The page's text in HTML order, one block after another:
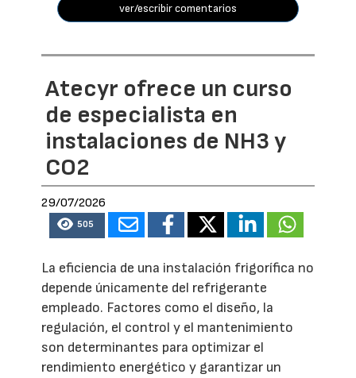
ver/escribir comentarios
Atecyr ofrece un curso
de especialista en
instalaciones de NH3 y
CO2
29/07/2026
505
La eficiencia de una instalación frigorífica no
depende únicamente del refrigerante
empleado. Factores como el diseño, la
regulación, el control y el mantenimiento
son determinantes para optimizar el
rendimiento energético y garantizar un